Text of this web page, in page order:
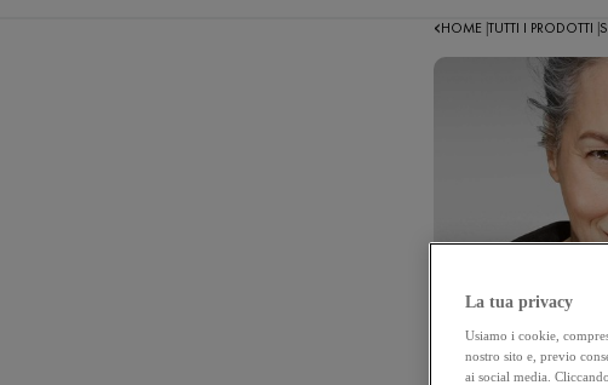
HOME |TUTTI I PRODOTTI
La tua privacy
Usiamo i cookie,
nostro sito e, previo
ai social media.